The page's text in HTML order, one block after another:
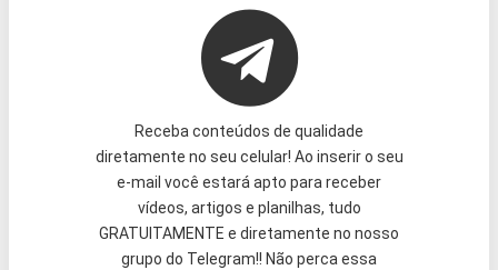
Receba conteúdos de qualidade
diretamente no seu celular! Ao inserir o seu
e-mail você estará apto para receber
vídeos, artigos e planilhas, tudo
GRATUITAMENTE e diretamente no nosso
grupo do Telegram!! Não perca essa